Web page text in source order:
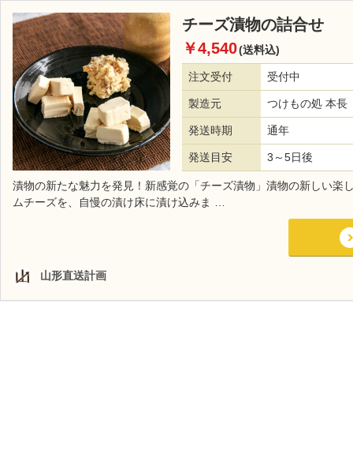
チーズ漬物の詰合せ
￥4,540(送料込)
注文受付 受付中
製造元 つけもの処 本長
発送時期 通年
発送目安 3～5日後
漬物の新たな魅力を発見！新感覚の「チーズ漬物」漬物の新しい
ムチーズを、自慢の漬け床に漬け込みま …
山形直送計画